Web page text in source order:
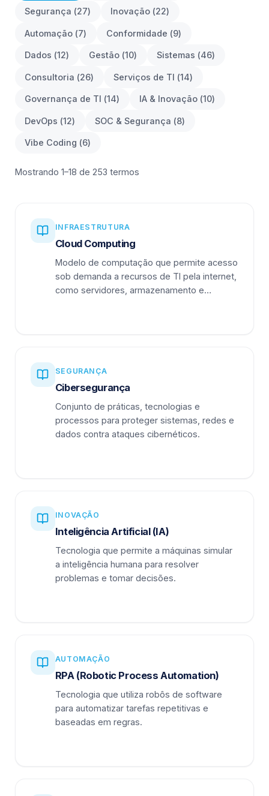
Segurança (27) Inovação (22)
Automação (7) Conformidade (9)
Dados (12) Gestão (10) Sistemas (46)
Consultoria (26) Serviços de TI (14)
Governança de TI (14) IA & Inovação (10)
DevOps (12) SOC & Segurança (8)
Vibe Coding (6)
Mostrando 1–18 de 253 termos
INFRAESTRUTURA
Cloud Computing
Modelo de computação que permite acesso
sob demanda a recursos de TI pela internet,
como servidores, armazenamento e
SEGURANÇA
Cibersegurança
Conjunto de práticas, tecnologias e
processos para proteger sistemas, redes e
dados contra ataques cibernéticos.
INOVAÇÃO
Inteligência Artificial (IA)
Tecnologia que permite a máquinas simular
a inteligência humana para resolver
problemas e tomar decisões.
AUTOMAÇÃO
RPA (Robotic Process Automation)
Tecnologia que utiliza robôs de software
para automatizar tarefas repetitivas e
baseadas em regras.